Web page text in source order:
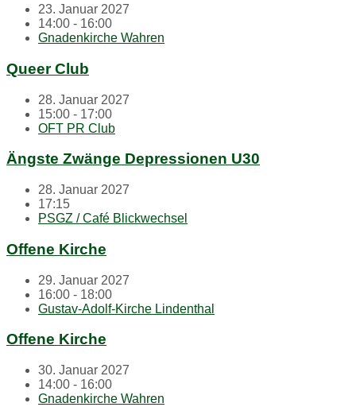
23. Januar 2027
14:00 - 16:00
Gnadenkirche Wahren
Queer Club
28. Januar 2027
15:00 - 17:00
OFT PR Club
Ängste Zwänge Depressionen U30
28. Januar 2027
17:15
PSGZ / Café Blickwechsel
Offene Kirche
29. Januar 2027
16:00 - 18:00
Gustav-Adolf-Kirche Lindenthal
Offene Kirche
30. Januar 2027
14:00 - 16:00
Gnadenkirche Wahren